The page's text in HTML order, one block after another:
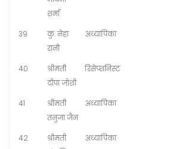
शर्मा
39
कु. नेहा
रानी
अध्यापिका
40
श्रीमती
दीपा जोशी
रिसेप्शनिस्ट
41
श्रीमती
तनुजा जैन
अध्यापिका
42
श्रीमती
अध्यापिका